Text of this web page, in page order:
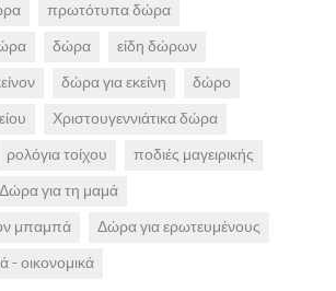
πρωτότυπα δώρα
δώρα
είδη δώρων
δώρα για εκείνη
δώρο
Χριστουγεννιάτικα δώρα
ρολόγια τοίχου
ποδιές μαγειρικής
Δώρα για τη μαμά
μπαμπά
Δώρα για ερωτευμένους
οικονομικά